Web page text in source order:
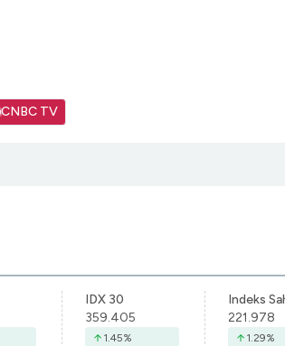
CNBC TV
IDX 30
359.405
1.45%
221.978
1.29%